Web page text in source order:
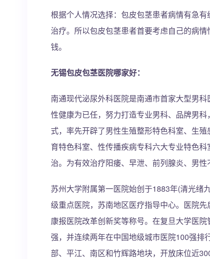
根据个人情况选择：包皮包茎患者病情有急
治疗。所以包皮包茎患者首要考虑自己的病
钱。
无锡包皮包茎医院哪家好：
南通现代泌尿外科医院是南通市首家大型男
性健康为已任，努力打造专业男科、品牌男
式，率先开辟了男性生殖整形特色科室、生
育特色科室、性传播疾病专科六大专业特色
治。为有效治疗阳痿、早泄、前列腺炎、男性
苏州大学附属第一医院始创于1883年(清光绪
级重点医院，苏南地区医疗指导中心。医院
康报医院改革创新奖等称号。在复旦大学医
强，并连续两年在中国地级城市医院100强
部、平江、南区和竹辉路地块，开放床位近